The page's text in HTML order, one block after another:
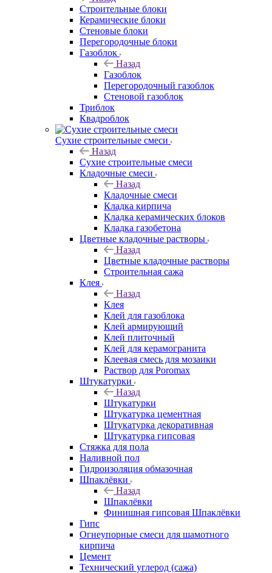
Строительные блоки
Керамические блоки
Стеновые блоки
Перегородочные блоки
Газоблок
Назад
Газоблок
Перегородочный газоблок
Стеновой газоблок
Триблок
Квадроблок
Сухие строительные смеси
Назад
Сухие строительные смеси
Кладочные смеси
Назад
Кладочные смеси
Кладка кирпича
Кладка керамических блоков
Кладка газобетона
Цветные кладочные растворы
Назад
Цветные кладочные растворы
Строительная сажа
Клея
Назад
Клея
Клей для газоблока
Клей армирующий
Клей плиточный
Клей для керамогранита
Клеевая смесь для мозаики
Раствор для Poromax
Штукатурки
Назад
Штукатурки
Штукатурка цементная
Штукатурка декоративная
Штукатурка гипсовая
Стяжка для пола
Наливной пол
Гидроизоляция обмазочная
Шпаклёвки
Назад
Шпаклёвки
Финишная гипсовая Шпаклёвки
Гипс
Огнеупорные смеси для шамотного
кирпича
Цемент
Технический углерод (сажа)